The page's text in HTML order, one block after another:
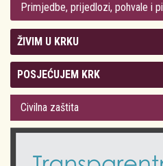
Primjedbe, prijedlozi, pohvale i
ŽIVIM U KRKU
Kolegij gradonačelnika
Gradsko vijeće
Odluke Grada Krka (Službene
POSJEĆUJEM KRK
Plan Grada Krka
Krk 360° VR panorama
Krk uživo
Civilna zaštita